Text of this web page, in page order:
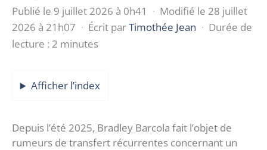
Publié le 9 juillet 2026 à 0h41 · Modifié le 28 juillet
2026 à 21h07 · Écrit parTimothée Jean · Durée de
lecture : 2 minutes
Afficher l’index
Depuis l’été 2025, Bradley Barcola fait l’objet de
rumeurs de transfert récurrentes concernant un